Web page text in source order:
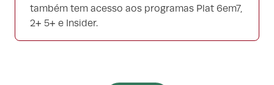
também tem acesso aos programas Plat 6em7,
2+ 5+ e Insider.